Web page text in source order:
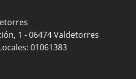
1 - 06474 Valdetorres
01061383